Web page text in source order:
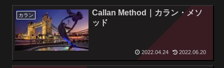
カラン
Callan Method｜カラン・メソ
ッド
2022.04.24 2022.06.20